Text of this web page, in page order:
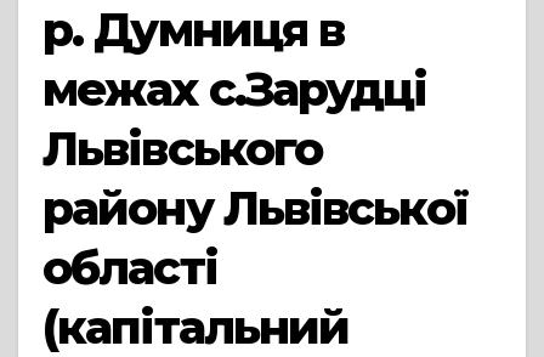
р. Думниця в
межах с.Зарудці
Львівського
району Львівської
області
(капітальний